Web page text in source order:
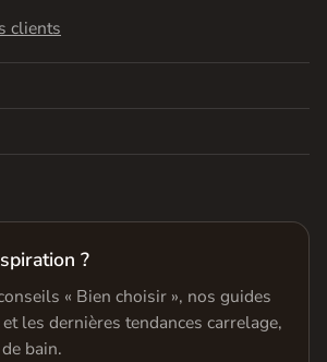
clients
?
« Bien choisir », nos guides
les dernières tendances carrelage,
bain.